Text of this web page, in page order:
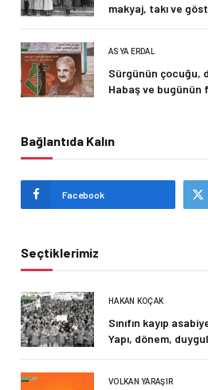
makyaj, takı ve
ASYA ERDAL
Sürgünün çocuğu,
Habaş ve bugünün
Bağlantıda Kalın
Facebook
Seçtiklerimiz
HAKAN KOÇAK
Sınıfın kayıp
Yapı, dönem,
VOLKAN YARAŞIR